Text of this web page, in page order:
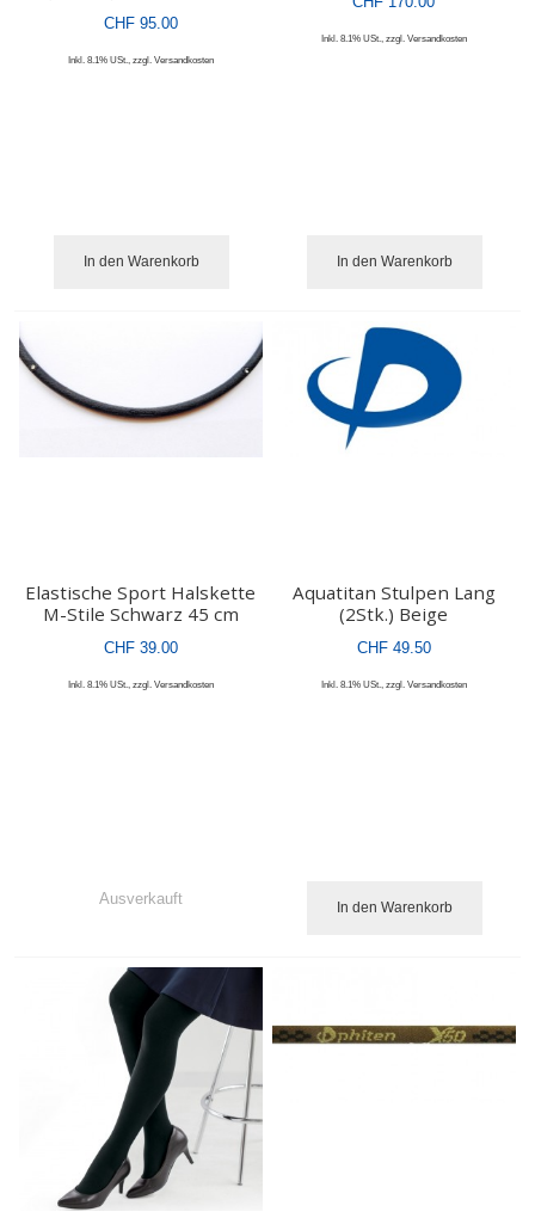
CHF 95.00
Inkl. 8.1% USt., zzgl. Versandkosten
In den Warenkorb
Inkl. 8.1% USt., zzgl. Versandkosten
In den Warenkorb
Elastische Sport Halskette
M-Stile Schwarz 45 cm
CHF 39.00
Inkl. 8.1% USt., zzgl. Versandkosten
Ausverkauft
Aquatitan Stulpen Lang
(2Stk.) Beige
CHF 49.50
Inkl. 8.1% USt., zzgl. Versandkosten
In den Warenkorb